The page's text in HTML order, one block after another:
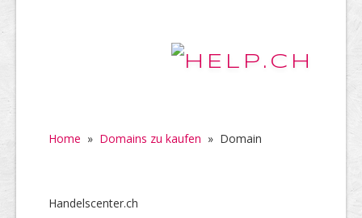
Home » Domains zu kaufen » Domain
Handelscenter.ch